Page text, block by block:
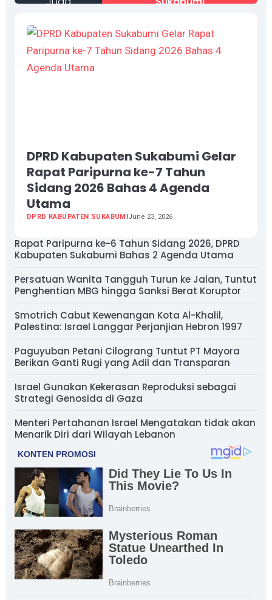
DPRD Kabupaten Sukabumi Gelar
Rapat Paripurna ke-7 Tahun
Sidang 2026 Bahas 4 Agenda
Utama
DPRD KABUPATEN SUKABUMIJune 23, 2026
Rapat Paripurna ke-6 Tahun Sidang 2026, DPRD
Kabupaten Sukabumi Bahas 2 Agenda Utama
Persatuan Wanita Tangguh Turun ke Jalan, Tuntut
Penghentian MBG hingga Sanksi Berat Koruptor
Smotrich Cabut Kewenangan Kota Al-Khalil,
Palestina: Israel Langgar Perjanjian Hebron 1997
Paguyuban Petani Cilograng Tuntut PT Mayora
Berikan Ganti Rugi yang Adil dan Transparan
Israel Gunakan Kekerasan Reproduksi sebagai
Strategi Genosida di Gaza
Menteri Pertahanan Israel Mengatakan tidak akan
Menarik Diri dari Wilayah Lebanon